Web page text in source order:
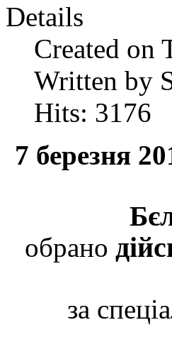
Details
Created on
Written by
Hits: 3176
7 березня
обрано
за